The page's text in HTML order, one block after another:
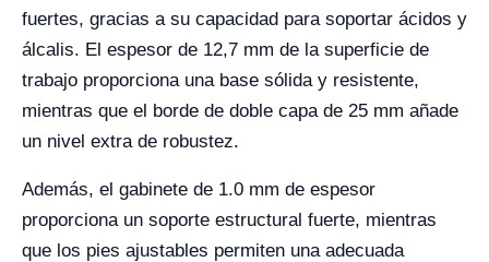
fuertes, gracias a su capacidad para soportar ácidos y
álcalis. El espesor de 12,7 mm de la superficie de
trabajo proporciona una base sólida y resistente,
mientras que el borde de doble capa de 25 mm añade
un nivel extra de robustez.
Además, el gabinete de 1.0 mm de espesor
proporciona un soporte estructural fuerte, mientras
que los pies ajustables permiten una adecuada